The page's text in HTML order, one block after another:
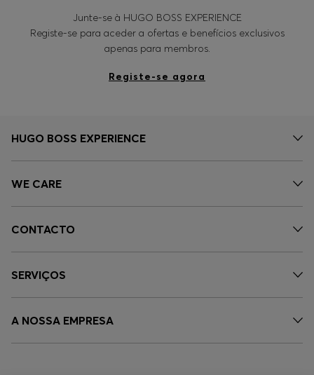
Junte-se à HUGO BOSS EXPERIENCE
Registe-se para aceder a ofertas e benefícios exclusivos
apenas para membros.
Registe-se agora
HUGO BOSS EXPERIENCE
WE CARE
CONTACTO
SERVIÇOS
A NOSSA EMPRESA